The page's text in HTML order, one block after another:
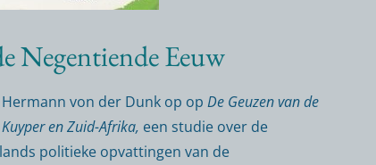
Negentiende Eeuw
von der Dunk op op De Geuzen van de
en Zuid-Afrika, een studie over de
politieke opvattingen van de